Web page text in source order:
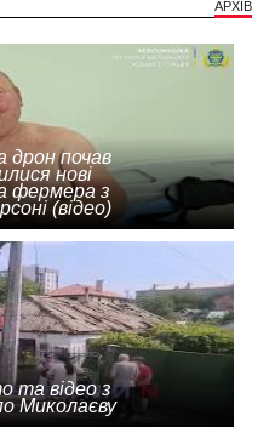
АРХІВ
дрон почав
нові
фермера з
(відео)
та відео з
Миколаєву